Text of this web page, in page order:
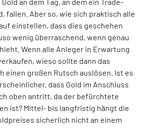
fallen. Aber so, wie sich praktisch alle
einstellen, dass dies geschehen
wenig überraschend, wenn genau
Wenn alle Anleger in Erwartung
wieso sollte dann das
einen großen Rutsch auslösen. Ist es
dass Gold im Anschluss
oben antritt, da der befürchtete
ist? Mittel- bis langfristig hängt die
sicherlich nicht an einem